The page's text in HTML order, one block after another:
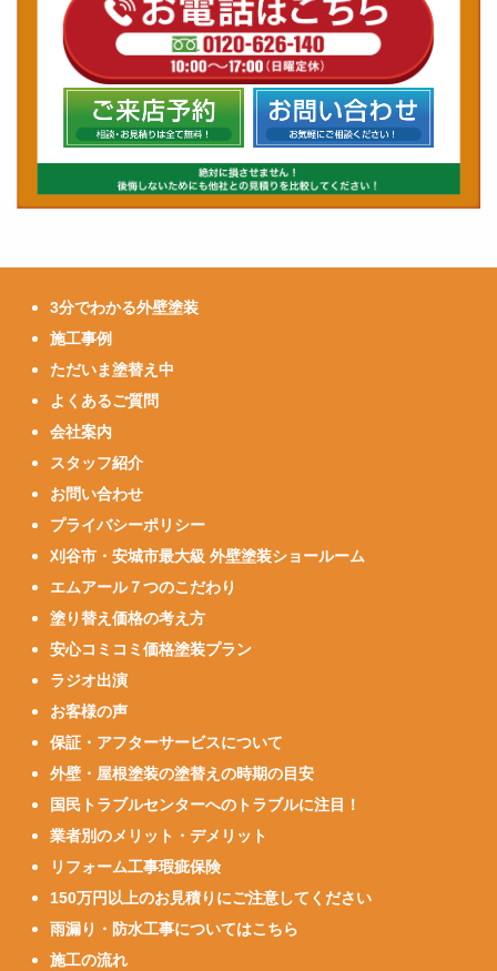
3分でわかる外壁塗装
施工事例
ただいま塗替え中
よくあるご質問
会社案内
スタッフ紹介
お問い合わせ
プライバシーポリシー
刈谷市・安城市最大級 外壁塗装ショールーム
エムアール７つのこだわり
塗り替え価格の考え方
安心コミコミ価格塗装プラン
ラジオ出演
お客様の声
保証・アフターサービスについて
外壁・屋根塗装の塗替えの時期の目安
国民トラブルセンターへのトラブルに注目！
業者別のメリット・デメリット
リフォーム工事瑕疵保険
150万円以上のお見積りにご注意してください
雨漏り・防水工事についてはこちら
施工の流れ